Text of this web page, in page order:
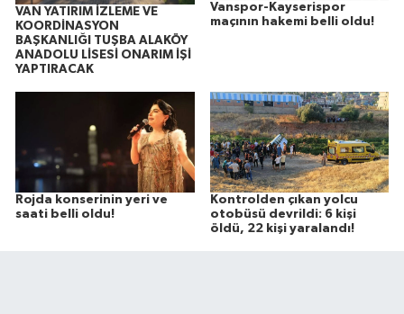
VAN YATIRIM İZLEME VE
KOORDİNASYON
BAŞKANLIĞI TUŞBA ALAKÖY
ANADOLU LİSESİ ONARIM İŞİ
YAPTIRACAK
Vanspor-Kayserispor
maçının hakemi belli oldu!
Rojda konserinin yeri ve
saati belli oldu!
Kontrolden çıkan yolcu
otobüsü devrildi: 6 kişi
öldü, 22 kişi yaralandı!